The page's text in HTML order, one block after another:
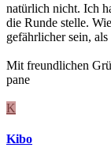
natürlich nicht. Ich
die Runde stelle.
gefährlicher sein,
Mit freundlichen
pane
K
Kibo